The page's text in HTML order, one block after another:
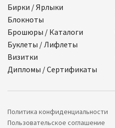
Бирки / Ярлыки
Блокноты
Брошюры / Каталоги
Буклеты / Лифлеты
Визитки
Дипломы / Сертификаты
Политика конфиденциальности
Пользовательское соглашение